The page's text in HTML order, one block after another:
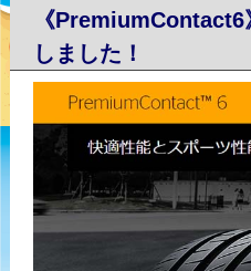
《
しました！